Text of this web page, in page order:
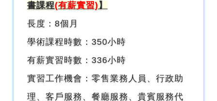
書課程(有薪實習) 】
長度：8個月
學術課程時數：350小時
有薪實習時數：336小時
實習工作機會：零售業務人員、行政助
理、客戶服務、餐廳服務、貴賓服務代